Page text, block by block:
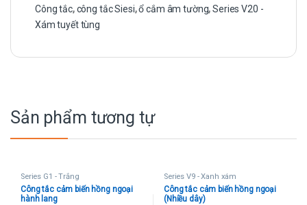
Công tắc,công tắc Siesi,ổ cắm âm tường,Series V20 -
Xám tuyết tùng
Sản phẩm tương tự
Series G1 - Trắng
Công tắc cảm biến hồng ngoại
hành lang
Series V9 - Xanh xám
Công tắc cảm biến hồng ngoại
(Nhiều dây)